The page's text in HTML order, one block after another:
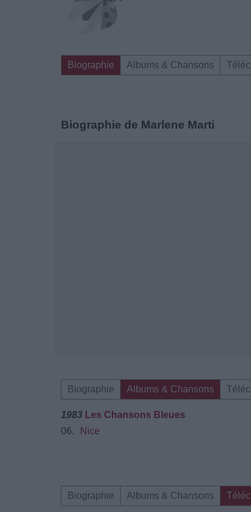
Biographie Albums & Chansons
Biographie de Marlene Marti
Biographie Albums & Chansons
1983 Les Chansons Bleues
06.
Nice
Biographie Albums & Chansons